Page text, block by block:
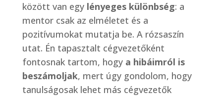
között van egy lényeges különbség: a
mentor csak az elméletet és a
pozitívumokat mutatja be. A rózsaszín
utat. Én tapasztalt cégvezetőként
fontosnak tartom, hogy a hibáimról is
beszámoljak, mert úgy gondolom, hogy
tanulságosak lehet más cégvezetők